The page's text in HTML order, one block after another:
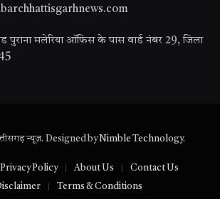
पुराना मलेरिया ऑफिस के पास वार्ड नंबर 29, जिला
न्यूज़. Designed byNimble Technology.
Privacy Policy About Us
Contact Us
Terms & Conditions